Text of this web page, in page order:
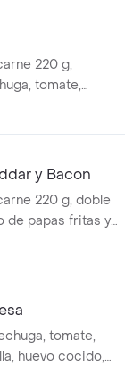
220 g,
tomate,
jamón,
y Bacon
220 g, doble
de papas fritas y
ml.
tomate,
huevo cocido,
de papas fritas y